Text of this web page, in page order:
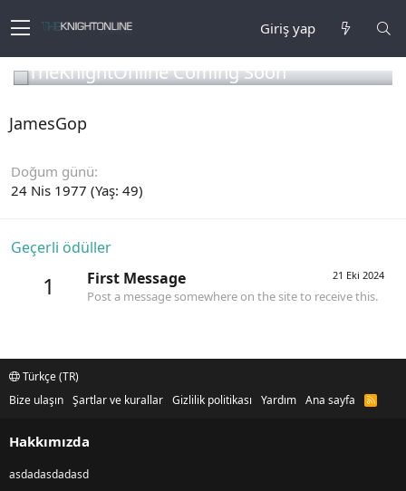
Giriş yap
TheKnightOnline Coming Soon
JamesGop
Doğum günü
24 Nis 1977 (Yaş: 49)
Geçerli ödüller
1 21 Eki 2024
First Message
Post a message somewhere on the site to receive this.
Türkçe (TR)
Bize ulaşın Şartlar ve kurallar Gizlilik politikası Yardım Ana sayfa
R
Hakkımızda
asdadasdadasd